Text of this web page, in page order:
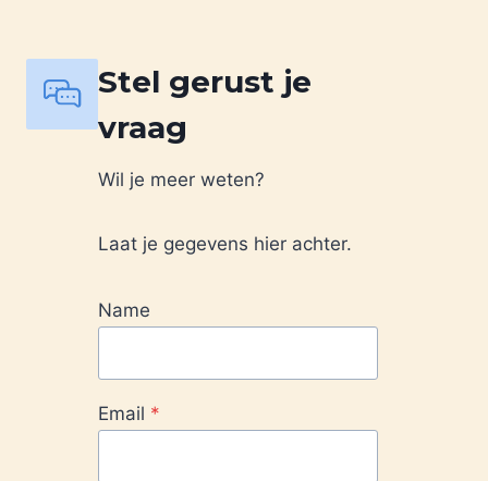
Stel gerust je
vraag
Wil je meer weten?
Laat je gegevens hier achter.
Name
Email *